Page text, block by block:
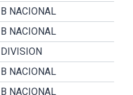
NACIONAL
NACIONAL
NACIONAL
NACIONAL